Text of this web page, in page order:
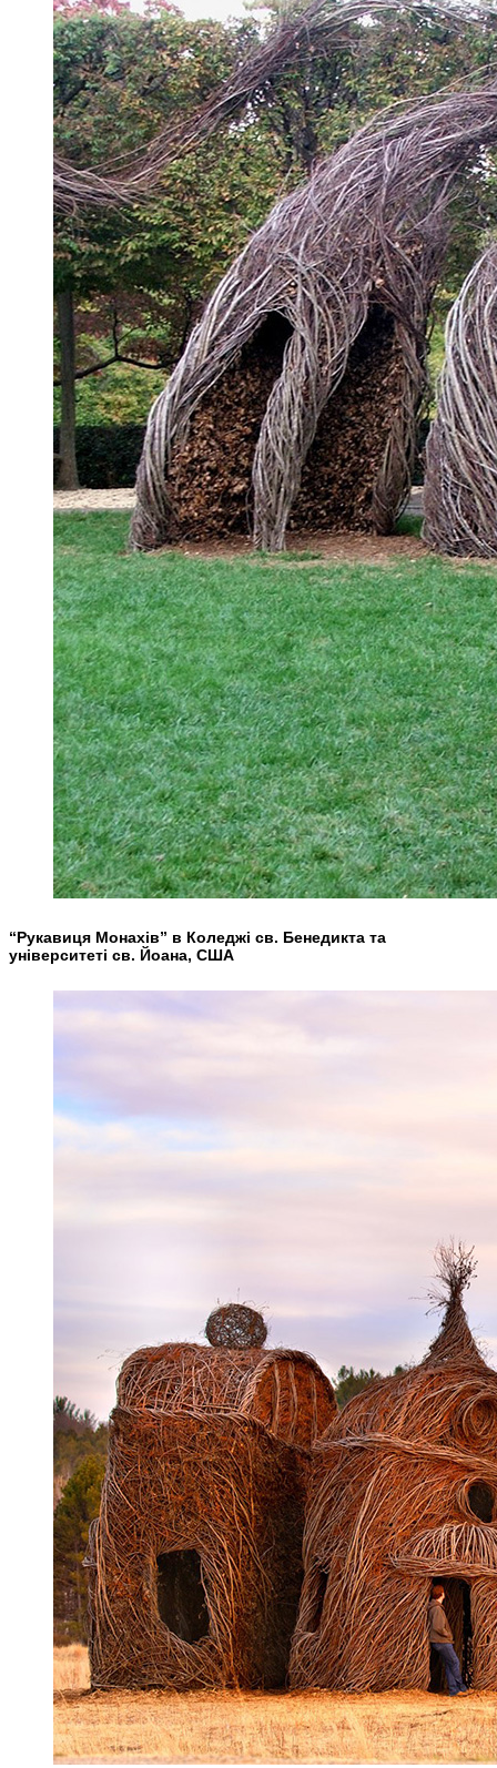
“Рукавиця Монахів” в Коледжі св. Бенедикта та
університеті св. Йоана, США